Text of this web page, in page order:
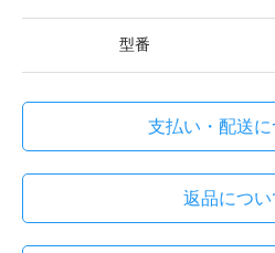
型番
支払い・配送に
返品につい